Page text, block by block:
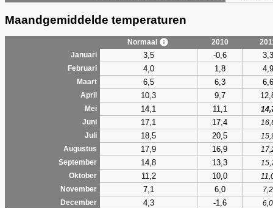
Maandgemiddelde temperaturen
Normaal 2010
Januari
3,5 -0,6 3,3
Februari 4,0 1,8 4,9
Maart 6,5 6,3 6,6
April 10,3 9,7
Mei 14,1 11,1
Juni
17,1 17,4
Juli
18,5 20,5
Augustus
17,9 16,9
September
14,8 13,3
Oktober
11,2 10,0
November
7,1 6,0
7,2
December
4,3 -1,6 6,0